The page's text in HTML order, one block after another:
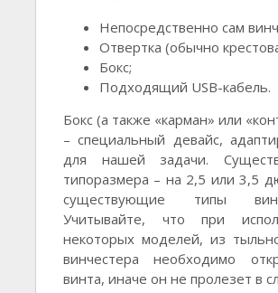
Непосредственно сам
Отвертка (обычно
Бокс;
Подходящий USB-кабель.
Бокс (а также «карман» или
– специальный девайс,
для нашей задачи.
типоразмера – на 2,5 или 3,5
существующие типы
Учитывайте, что при
некоторых моделей, из
винчестера необходимо
винта, иначе он не пролезет в